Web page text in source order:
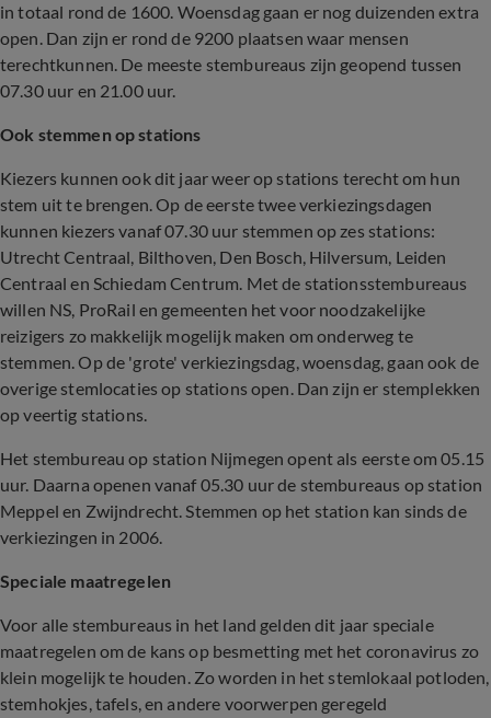
in totaal rond de 1600. Woensdag gaan er nog duizenden extra
open. Dan zijn er rond de 9200 plaatsen waar mensen
terechtkunnen. De meeste stembureaus zijn geopend tussen
07.30 uur en 21.00 uur.
Ook stemmen op stations
Kiezers kunnen ook dit jaar weer op stations terecht om hun
stem uit te brengen. Op de eerste twee verkiezingsdagen
kunnen kiezers vanaf 07.30 uur stemmen op zes stations:
Utrecht Centraal, Bilthoven, Den Bosch, Hilversum, Leiden
Centraal en Schiedam Centrum. Met de stationsstembureaus
willen NS, ProRail en gemeenten het voor noodzakelijke
reizigers zo makkelijk mogelijk maken om onderweg te
stemmen. Op de 'grote' verkiezingsdag, woensdag, gaan ook de
overige stemlocaties op stations open. Dan zijn er stemplekken
op veertig stations.
Het stembureau op station Nijmegen opent als eerste om 05.15
uur. Daarna openen vanaf 05.30 uur de stembureaus op station
Meppel en Zwijndrecht. Stemmen op het station kan sinds de
verkiezingen in 2006.
Speciale maatregelen
Voor alle stembureaus in het land gelden dit jaar speciale
maatregelen om de kans op besmetting met het coronavirus zo
klein mogelijk te houden. Zo worden in het stemlokaal potloden,
stemhokjes, tafels, en andere voorwerpen geregeld